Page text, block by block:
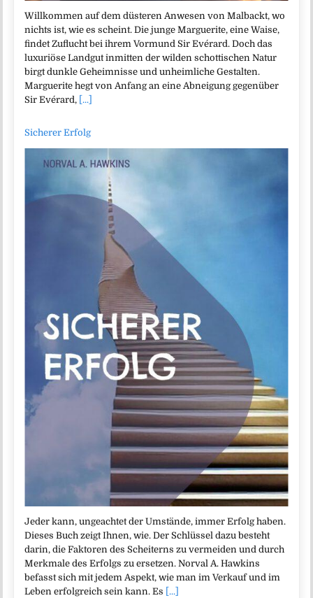
Willkommen auf dem düsteren Anwesen von Malbackt, wo
nichts ist, wie es scheint. Die junge Marguerite, eine Waise,
findet Zuflucht bei ihrem Vormund Sir Evérard. Doch das
luxuriöse Landgut inmitten der wilden schottischen Natur
birgt dunkle Geheimnisse und unheimliche Gestalten.
Marguerite hegt von Anfang an eine Abneigung gegenüber
Sir Evérard, [...]
Sicherer Erfolg
Jeder kann, ungeachtet der Umstände, immer Erfolg haben.
Dieses Buch zeigt Ihnen, wie. Der Schlüssel dazu besteht
darin, die Faktoren des Scheiterns zu vermeiden und durch
Merkmale des Erfolgs zu ersetzen. Norval A. Hawkins
befasst sich mit jedem Aspekt, wie man im Verkauf und im
Leben erfolgreich sein kann. Es [...]